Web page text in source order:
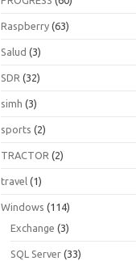
Raspberry (63)
Salud (3)
SDR (32)
simh (3)
sports (2)
TRACTOR (2)
travel (1)
Windows (114)
Exchange (3)
SQL Server (33)